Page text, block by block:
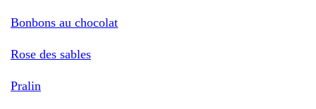
Bonbons au chocolat
Rose des sables
Pralin